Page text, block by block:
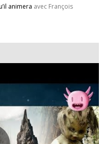
animera avec François